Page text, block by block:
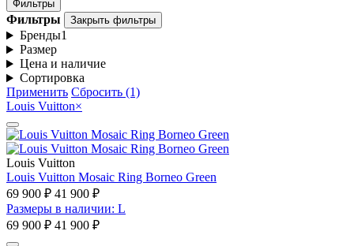
Фильтры
Фильтры Закрыть фильтры
Бренды1
Размер
Цена и наличие
Сортировка
Применить Сбросить (1)
Louis Vuitton×
Louis Vuitton
Louis Vuitton Mosaic Ring Borneo Green
69 900 ₽ 41 900 ₽
Размеры в наличии: L
69 900 ₽ 41 900 ₽